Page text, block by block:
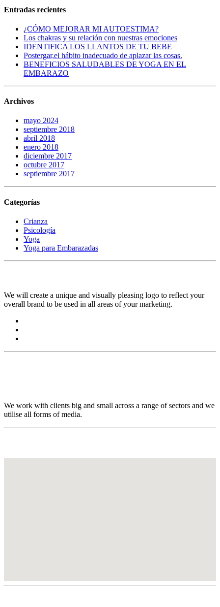
Entradas recientes
¿CÓMO MEJORAR MI AUTOESTIMA?
Los chakras y su relación con nuestras emociones
IDENTIFICA LOS LLANTOS DE TU BEBE
Postergar,el hábito inadecuado de aplazar las cosas.
BENEFICIOS SALUDABLES DE YOGA EN EL
EMBARAZO
Archivos
mayo 2024
septiembre 2018
abril 2018
enero 2018
diciembre 2017
octubre 2017
septiembre 2017
Categorías
Crianza
Psicología
Yoga
Yoga para Embarazadas
We will create a unique and visually pleasing logo to reflect your
overall brand to be used in all areas of your marketing.
We work with clients big and small across a range of sectors and we
utilise all forms of media.